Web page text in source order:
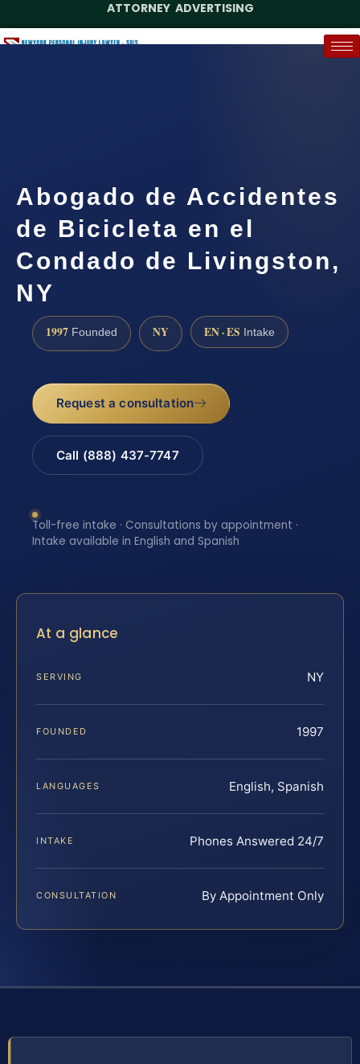
ATTORNEY ADVERTISING
Abogado de Accidentes
de Bicicleta en el
Condado de Livingston,
NY
1997 Founded NY EN · ES Intake
Request a consultation
Call (888) 437-7747
Toll-free intake · Consultations by appointment ·
Intake available in English and Spanish
At a glance
SERVING NY
FOUNDED 1997
LANGUAGES English, Spanish
INTAKE Phones Answered 24/7
CONSULTATION By Appointment Only